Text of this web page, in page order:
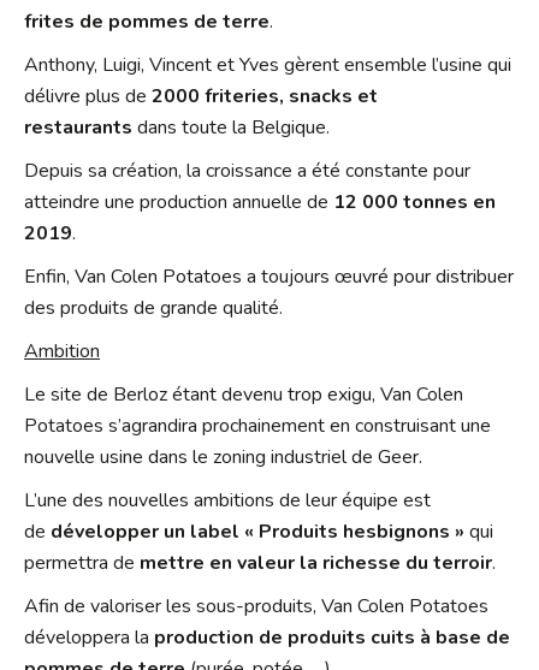
frites de pommes de terre.
Anthony, Luigi, Vincent et Yves gèrent ensemble l’usine qui
délivre plus de 2000 friteries, snacks et
restaurants dans toute la Belgique.
Depuis sa création, la croissance a été constante pour
atteindre une production annuelle de 12 000 tonnes en
2019.
Enfin, Van Colen Potatoes a toujours œuvré pour distribuer
des produits de grande qualité.
Ambition
Le site de Berloz étant devenu trop exigu, Van Colen
Potatoes s’agrandira prochainement en construisant une
nouvelle usine dans le zoning industriel de Geer.
L’une des nouvelles ambitions de leur équipe est
de développer un label « Produits hesbignons » qui
permettra de mettre en valeur la richesse du terroir.
Afin de valoriser les sous-produits, Van Colen Potatoes
développera la production de produits cuits à base de